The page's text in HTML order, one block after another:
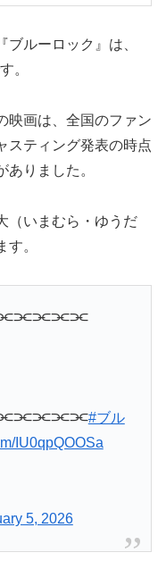
ルーロック』は、
。
映画は、全国のファン
スティング発表の時点
りました。
（いまむら・ゆうだ
。
#ブル
IU0qpQOOSa
5, 2026